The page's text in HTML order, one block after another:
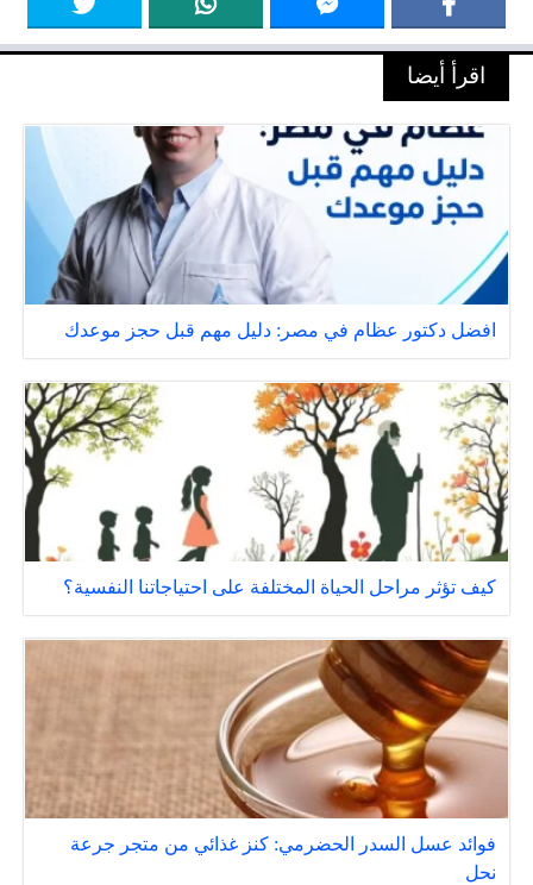
اقرأ أيضا
افضل دكتور عظام في مصر: دليل مهم قبل حجز موعدك
كيف تؤثر مراحل الحياة المختلفة على احتياجاتنا النفسية؟
فوائد عسل السدر الحضرمي: كنز غذائي من متجر جرعة
نحل